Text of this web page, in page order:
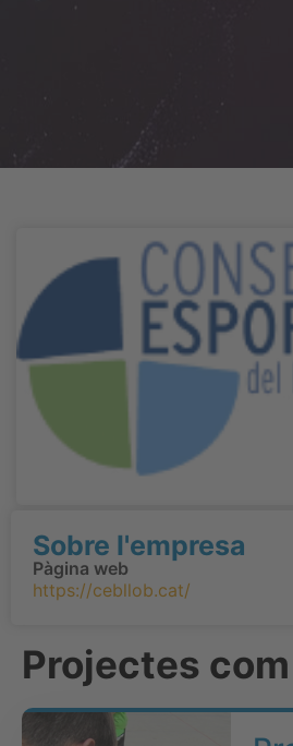
Projectes
Sobre l'empresa
Pàgina web
https://cebllob.cat/